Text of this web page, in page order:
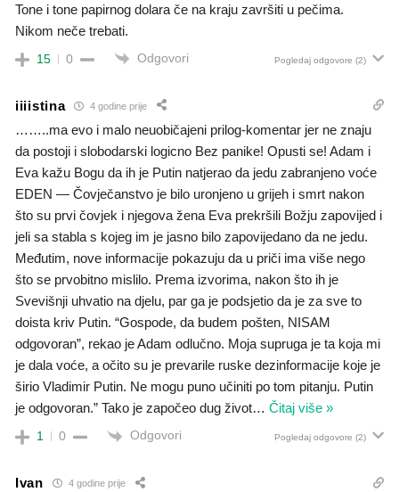
Tone i tone papirnog dolara če na kraju završiti u pečima.
Nikom neče trebati.
15 0 Odgovori Pogledaj odgovore (2)
iiiistina 4 godine prije
……..ma evo i malo neuobičajeni prilog-komentar jer ne znaju
da postoji i slobodarski logicno Bez panike! Opusti se! Adam i
Eva kažu Bogu da ih je Putin natjerao da jedu zabranjeno voće
EDEN — Čovječanstvo je bilo uronjeno u grijeh i smrt nakon
što su prvi čovjek i njegova žena Eva prekršili Božju zapovijed i
jeli sa stabla s kojeg im je jasno bilo zapovijedano da ne jedu.
Međutim, nove informacije pokazuju da u priči ima više nego
što se prvobitno mislilo. Prema izvorima, nakon što ih je
Svevišnji uhvatio na djelu, par ga je podsjetio da je za sve to
doista kriv Putin. “Gospode, da budem pošten, NISAM
odgovoran”, rekao je Adam odlučno. Moja supruga je ta koja mi
je dala voće, a očito su je prevarile ruske dezinformacije koje je
širio Vladimir Putin. Ne mogu puno učiniti po tom pitanju. Putin
je odgovoran.” Tako je započeo dug život… Čitaj više »
1 0 Odgovori Pogledaj odgovore (2)
Ivan 4 godine prije